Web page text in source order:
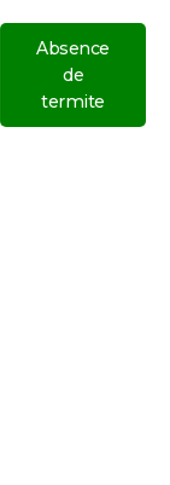
Absence
de
termite